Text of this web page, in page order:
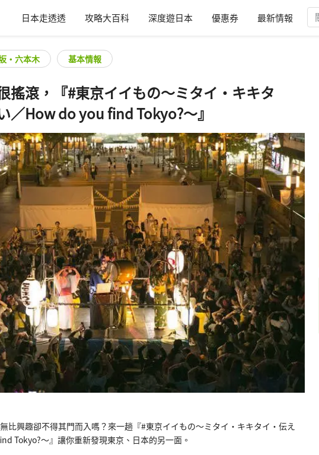
日本走透透 攻略大百科 深度遊日本 優惠券 最新情報
・六本木 基本情報
搖滾，『#東京イイもの～ミタイ・キキタ
／How do you find Tokyo?～』
比興趣卻不得其門而入嗎？來一趟『#東京イイもの～ミタイ・キキタイ・伝え
Tokyo?～』讓你重新發現東京、日本的另一面。